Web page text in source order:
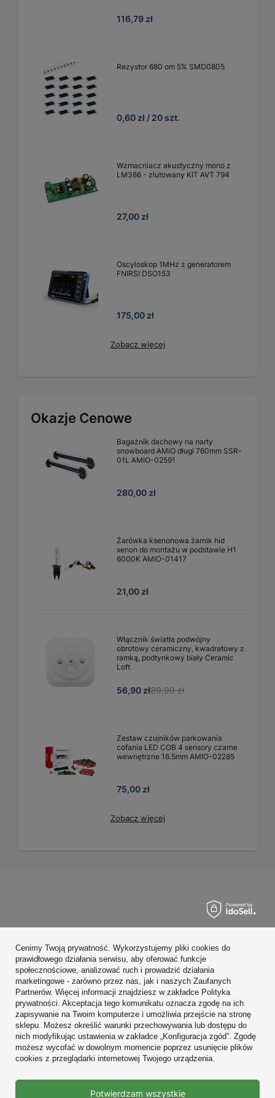
116,79 zł
Rezystor 680 om 5% SMD0805
0,60 zł / 20 szt.
Wzmacniacz akustyczny mono z
LM386 - zlutowany KIT AVT 794
27,00 zł
Oscyloskop 1MHz z generatorem
FNIRSI DSO153
175,00 zł
Zobacz więcej
Okazje Cenowe
Bagażnik dachowy na narty
snowboard AMiO długi 760mm SSR-
01L AMIO-02591
280,00 zł
Żarówka ksenonowa żarnik hid
xenon do montażu w podstawie H1
6000K AMIO-01417
21,00 zł
Włącznik światła podwójny
obrotowy ceramiczny, kwadratowy z
ramką, podtynkowy biały Ceramic
Loft
56,90 zł89,90 zł
Zestaw czujników parkowania
cofania LED COB 4 sensory czarne
wewnętrzne 16.5mm AMIO-02285
75,00 zł
Zobacz więcej
Konto
Regulaminy
Zobacz również
W sklepie prezentujemy ceny brutto (z VAT).
Cenimy Twoją prywatność. Wykorzystujemy pliki cookies do
prawidłowego działania serwisu, aby oferować funkcje
społecznościowe, analizować ruch i prowadzić działania
marketingowe - zarówno przez nas, jak i naszych Zaufanych
Partnerów. Więcej informacji znajdziesz w zakładce Polityka
prywatności. Akceptacja tego komunikatu oznacza zgodę na ich
zapisywanie na Twoim komputerze i umożliwia przejście na stronę
sklepu. Możesz określić warunki przechowywania lub dostępu do
nich modyfikując ustawienia w zakładce „Konfiguracja zgód”. Zgodę
możesz wycofać w dowolnym momencie poprzez usunięcie plików
cookies z przeglądarki internetowej Twojego urządzenia.
Potwierdzam wszystkie